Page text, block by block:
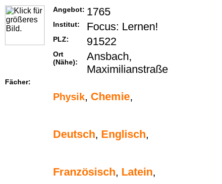
Angebot: 1765
Institut: Focus: Lernen!
PLZ: 91522
Ort
(Nähe):
Ansbach,
Maximilianstraße
Fächer:
Physik, Chemie,
Deutsch, Englisch,
Französisch, Latein,